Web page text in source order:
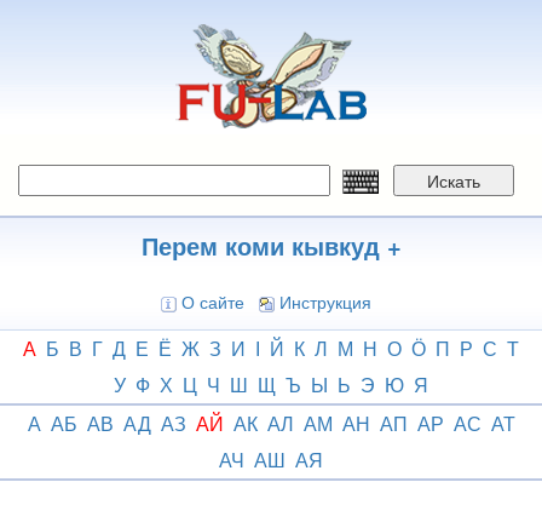
Искать
Перем коми кывкуд +
О сайте Инструкция
А Б В Г Д Е Ё Ж З И І Й К Л М Н О Ӧ П Р С Т
У Ф Х Ц Ч Ш Щ Ъ Ы Ь Э Ю Я
А АБ АВ АД АЗ АЙ АК АЛ АМ АН АП АР АС АТ
АЧ АШ АЯ